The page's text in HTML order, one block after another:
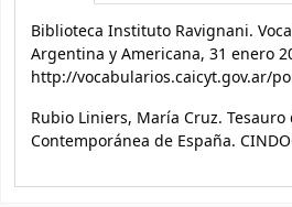
Biblioteca Instituto Ravignani.
Argentina y Americana, 31 enero
http://vocabularios.caicyt.gov.ar/
Rubio Liniers, María Cruz. Tesauro
Contemporánea de España.